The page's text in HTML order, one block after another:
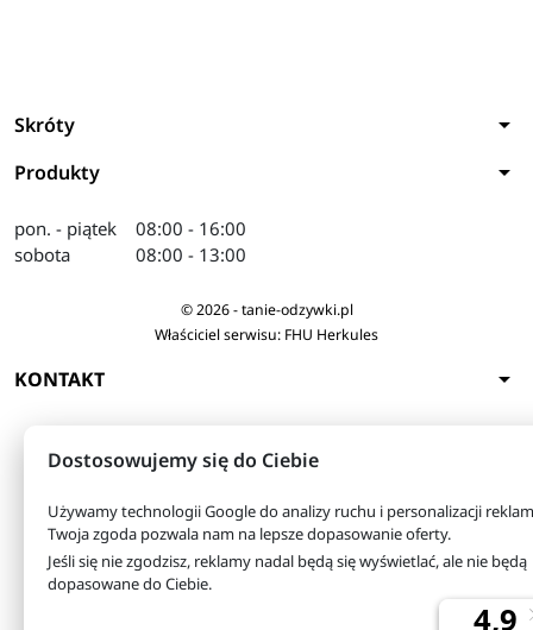
Skróty arrow_drop_down
Produkty arrow_drop_down
pon. - piątek
sobota
08:00 - 16:00
08:00 - 13:00
© 2026 - tanie-odzywki.pl
Właściciel serwisu: FHU Herkules
KONTAKT arrow_drop_down
Dostosowujemy się do Ciebie
Używamy technologii Google do analizy ruchu i personalizacji
Twoja zgoda pozwala nam na lepsze dopasowanie oferty.
Jeśli się nie zgodzisz, reklamy nadal będą się wyświetlać, ale nie będą
dopasowane do Ciebie.